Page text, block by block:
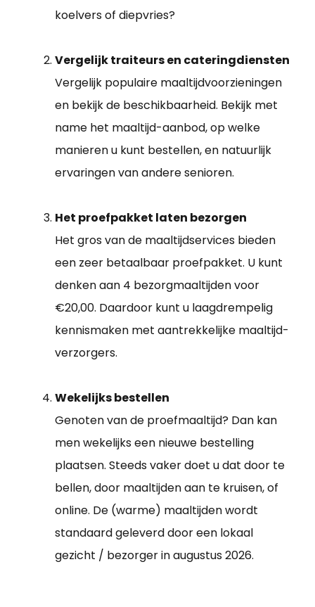
koelvers of diepvries?
Vergelijk traiteurs en cateringdiensten
Vergelijk populaire maaltijdvoorzieningen
en bekijk de beschikbaarheid. Bekijk met
name het maaltijd-aanbod, op welke
manieren u kunt bestellen, en natuurlijk
ervaringen van andere senioren.
Het proefpakket laten bezorgen
Het gros van de maaltijdservices bieden
een zeer betaalbaar proefpakket. U kunt
denken aan 4 bezorgmaaltijden voor
€20,00. Daardoor kunt u laagdrempelig
kennismaken met aantrekkelijke maaltijd-
verzorgers.
Wekelijks bestellen
Genoten van de proefmaaltijd? Dan kan
men wekelijks een nieuwe bestelling
plaatsen. Steeds vaker doet u dat door te
bellen, door maaltijden aan te kruisen, of
online. De (warme) maaltijden wordt
standaard geleverd door een lokaal
gezicht / bezorger in augustus 2026.